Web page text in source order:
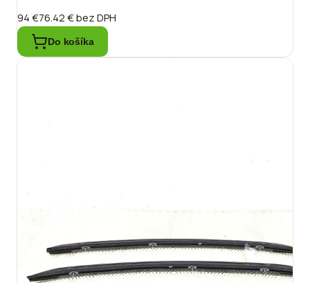
94 €76.42 €bez DPH
Do košíka